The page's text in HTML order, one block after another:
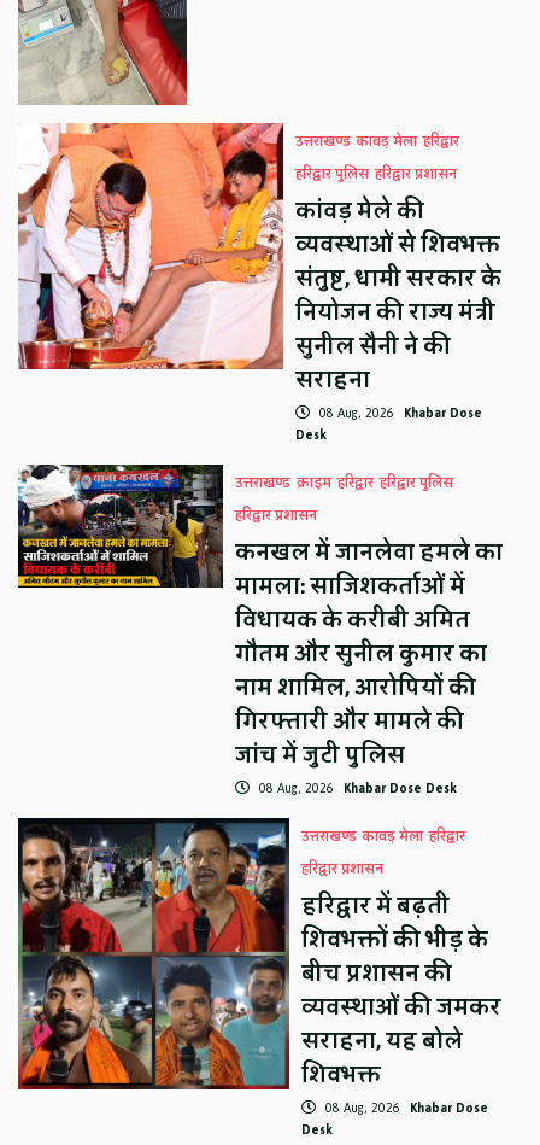
उत्तराखण्ड कावड़ मेला हरिद्वार
हरिद्वार पुलिस हरिद्वार प्रशासन
कांवड़ मेले की
व्यवस्थाओं से शिवभक्त
संतुष्ट, धामी सरकार के
नियोजन की राज्य मंत्री
सुनील सैनी ने की
सराहना
08 Aug, 2026 Khabar Dose
Desk
उत्तराखण्ड क्राइम हरिद्वार हरिद्वार पुलिस
हरिद्वार प्रशासन
कनखल में जानलेवा हमले का
मामला: साजिशकर्ताओं में
विधायक के करीबी अमित
गौतम और सुनील कुमार का
नाम शामिल, आरोपियों की
गिरफ्तारी और मामले की
जांच में जुटी पुलिस
08 Aug, 2026 Khabar Dose Desk
उत्तराखण्ड कावड़ मेला हरिद्वार
हरिद्वार प्रशासन
हरिद्वार में बढ़ती
शिवभक्तों की भीड़ के
बीच प्रशासन की
व्यवस्थाओं की जमकर
सराहना, यह बोले
शिवभक्त
08 Aug, 2026 Khabar Dose
Desk